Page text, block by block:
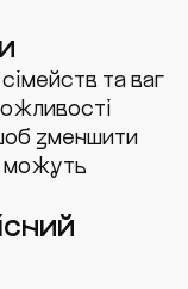
та ваг
зменшити
можуть